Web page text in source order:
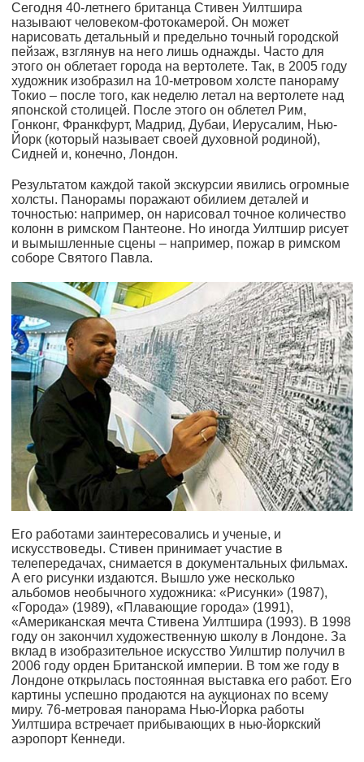
Сегодня 40-летнего британца Стивен Уилтшира
называют человеком-фотокамерой. Он может
нарисовать детальный и предельно точный городской
пейзаж, взглянув на него лишь однажды. Часто для
этого он облетает города на вертолете. Так, в 2005 году
художник изобразил на 10-метровом холсте панораму
Токио – после того, как неделю летал на вертолете над
японской столицей. После этого он облетел Рим,
Гонконг, Франкфурт, Мадрид, Дубаи, Иерусалим, Нью-
Йорк (который называет своей духовной родиной),
Сидней и, конечно, Лондон.
Результатом каждой такой экскурсии явились огромные
холсты. Панорамы поражают обилием деталей и
точностью: например, он нарисовал точное количество
колонн в римском Пантеоне. Но иногда Уилтшир рисует
и вымышленные сцены – например, пожар в римском
соборе Святого Павла.
Его работами заинтересовались и ученые, и
искусствоведы. Стивен принимает участие в
телепередачах, снимается в документальных фильмах.
А его рисунки издаются. Вышло уже несколько
альбомов необычного художника: «Рисунки» (1987),
«Города» (1989), «Плавающие города» (1991),
«Американская мечта Стивена Уилтшира (1993). В 1998
году он закончил художественную школу в Лондоне. За
вклад в изобразительное искусство Уилштир получил в
2006 году орден Британской империи. В том же году в
Лондоне открылась постоянная выставка его работ. Его
картины успешно продаются на аукционах по всему
миру. 76-метровая панорама Нью-Йорка работы
Уилтшира встречает прибывающих в нью-йоркский
аэропорт Кеннеди.